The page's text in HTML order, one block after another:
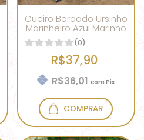
Cueiro Bordado Ursinho
Marinheiro Azul Marinho
(0)
R$37,90
R$36,01com Pix
COMPRAR